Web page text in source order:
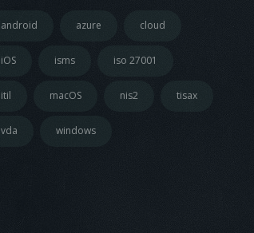
android azure cloud
iOS isms iso 27001
itil macOS nis2 tisax
vda windows